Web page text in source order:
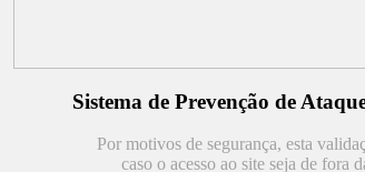
Sistema de Prevenção de
Por motivos de segurança, esta
caso o acesso ao site seja de fora